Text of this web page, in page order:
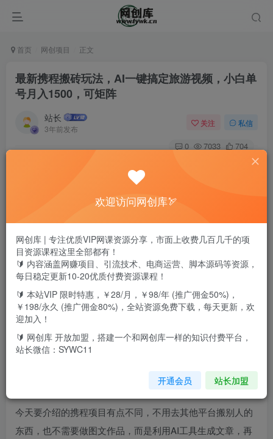
首页 网创项目 正文
最新携程搬砖玩法，AI一键搞定旅游视频，小白单
号月入1500，可矩阵
站长
3年前发布
关注 私信
0 7033 704
之前的玩法是搬运玩法，但是随着玩的人了，已经
开始过时了，简单点说就是在小红薯平台找素材，
今天要介绍的携程项目有点不同，不用去其他平台搬别人的
东西，也不需要做图文作品，而是利用AI工具生成文章，再
欢迎访问网创库🏹
网创库 | 专注优质VIP网课资源分享，市面上收费几百几千的项
目资源课程这里全部都有！
🔰 内容涵盖网赚项目、引流技术、电商运营、脚本源码等资源，
每日稳定更新10-20优质付费资源课程！
🔰 本站VIP 限时特惠，￥28/月，￥98/年 (推广佣金50%)，
￥198/永久 (推广佣金80%)，全站资源免费下载，每天更新，欢
迎加入！
🔰 网创库 开放加盟，搭建一个和网创库一样的知识付费平台，
站长微信：SYWC11
开通会员 站长加盟